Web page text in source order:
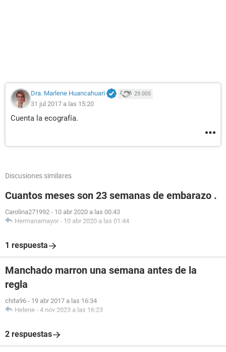
Dra. Marlene Huancahuari 29.005
31 jul 2017 a las 15:20
Cuenta la ecografía.
Discusiones similares
Cuantos meses son 23 semanas de embarazo .
Carolina271992 - 10 abr 2020 a las 00:43
Hermanamayor - 10 abr 2020 a las 01:44
1 respuesta
Manchado marron una semana antes de la
regla
chita96 - 19 abr 2017 a las 16:34
Helene - 4 nov 2023 a las 16:23
2 respuestas